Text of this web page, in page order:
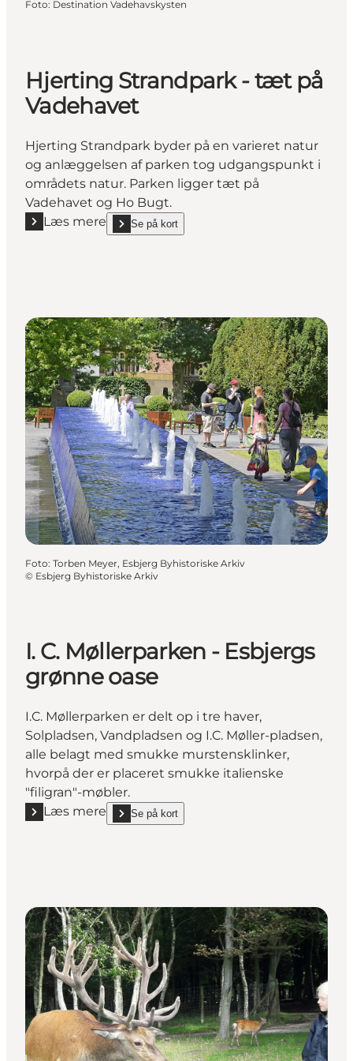
Foto: Destination Vadehavskysten
Hjerting Strandpark - tæt på
Vadehavet
Hjerting Strandpark byder på en varieret natur
og anlæggelsen af parken tog udgangspunkt i
områdets natur. Parken ligger tæt på
Vadehavet og Ho Bugt.
Læs mere
Læs mere "Hjerting Strandpark - tæt på Vadehavet"
Se på kort
show Hjerting Strandpark - tæt på Vadehavet
Foto: Torben Meyer, Esbjerg Byhistoriske Arkiv
© Esbjerg Byhistoriske Arkiv
I. C. Møllerparken - Esbjergs
grønne oase
I.C. Møllerparken er delt op i tre haver,
Solpladsen, Vandpladsen og I.C. Møller-pladsen,
alle belagt med smukke murstensklinker,
hvorpå der er placeret smukke italienske
"filigran"-møbler.
Læs mere
Læs mere "I. C. Møllerparken - Esbjergs grønne
Se på kort
show I. C. Møllerparken - Esbjergs grønne oase